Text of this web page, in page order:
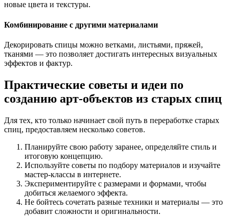
новые цвета и текстуры.
Комбинирование с другими материалами
Декорировать спицы можно ветками, листьями, пряжей,
тканями — это позволяет достигать интересных визуальных
эффектов и фактур.
Практические советы и идеи по
созданию арт-объектов из старых спиц
Для тех, кто только начинает свой путь в переработке старых
спиц, предоставляем несколько советов.
Планируйте свою работу заранее, определяйте стиль и
итоговую концепцию.
Используйте советы по подбору материалов и изучайте
мастер-классы в интернете.
Экспериментируйте с размерами и формами, чтобы
добиться желаемого эффекта.
Не бойтесь сочетать разные техники и материалы — это
добавит сложности и оригинальности.